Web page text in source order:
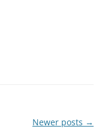
Newer posts →